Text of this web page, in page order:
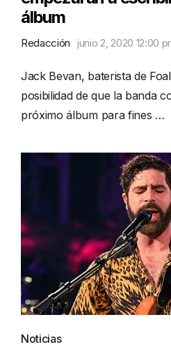
álbum
Redacción junio 2, 2020 12:00
Jack Bevan, baterista de
posibilidad de que la banda
próximo álbum para fines …
Noticias